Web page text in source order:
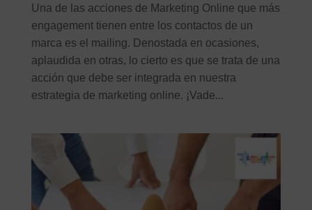
Una de las acciones de Marketing Online que más
engagement tienen entre los contactos de un
marca es el mailing. Denostada en ocasiones,
aplaudida en otras, lo cierto es que se trata de una
acción que debe ser integrada en nuestra
estrategia de marketing online. ¡Vade...